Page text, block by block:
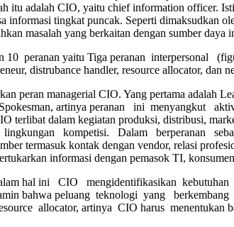
itu adalah CIO, yaitu chief information officer.
informasi tingkat puncak. Seperti
masalah yang berkaitan dengan sumber
10 peranan yaitu Tiga peranan
distrubance handler, resource allocator, dan
peran managerial CIO. Yang pertama
artinya peranan ini menyangkut
terlibat dalam kegiatan produksi, distribusi,
kompetisi. Dalam berperanan
termasuk kontak dengan vendor, relasi
informasi dengan pemasok TI, konsumen,
hal ini CIO mengidentifikasikan
bahwa peluang teknologi yang
allocator, artinya CIO harus